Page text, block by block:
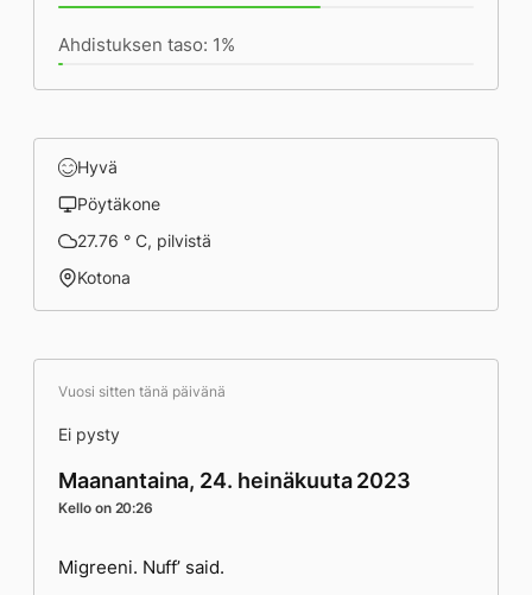
Ahdistuksen taso: 1%
Hyvä
Pöytäkone
27.76 ° C, pilvistä
Kotona
Vuosi sitten tänä päivänä
Ei pysty
Maanantaina, 24. heinäkuuta 2023
Kello on 20:26
Migreeni. Nuff’ said.